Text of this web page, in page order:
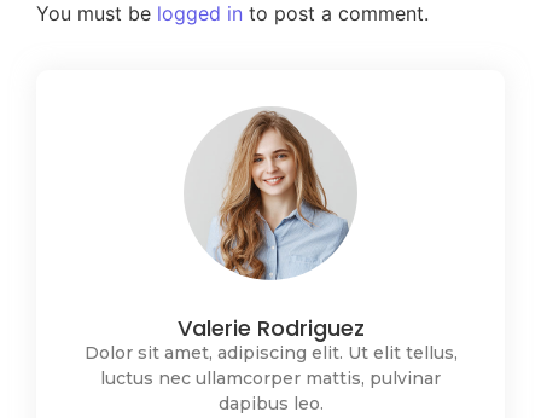
You must be logged in to post a comment.
Valerie Rodriguez
Dolor sit amet, adipiscing elit. Ut elit tellus,
luctus nec ullamcorper mattis, pulvinar
dapibus leo.